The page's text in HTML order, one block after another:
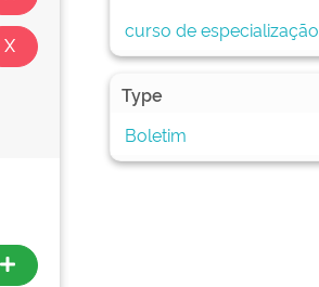
curso de especialização
Type
Boletim